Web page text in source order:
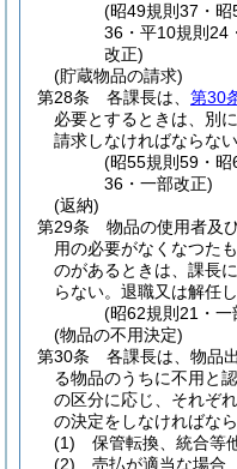
(昭49規則37・昭
36・平10規則24
改正)
(貯蔵物品の請求)
第28条
各課長は、 第30
必要とするときは、別
請求しなければならない
(昭55規則59・昭
36・一部改正)
(返納)
第29条
物品の使用者及
用の必要がなくなつた
のがあるときは、課長
らない。 退職又は解任
(昭62規則21・一
(物品の不用決定)
第30条
各課長は、物品
る物品のうちに不用と
の区分に応じ、それぞれ
の決定をしなければなら
(1)
保管転換、統合等
(2)
売払が適当な場